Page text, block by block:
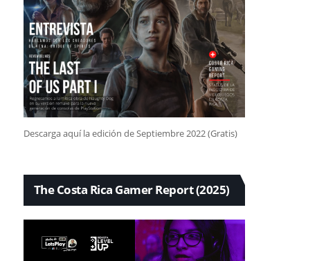
Descarga aquí la edición de Septiembre 2022 (Gratis)
The Costa Rica Gamer Report (2025)